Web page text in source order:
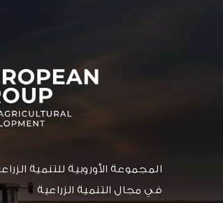
المجموعة الأوروبية للتنمية
في مجال التنمية الزراعية